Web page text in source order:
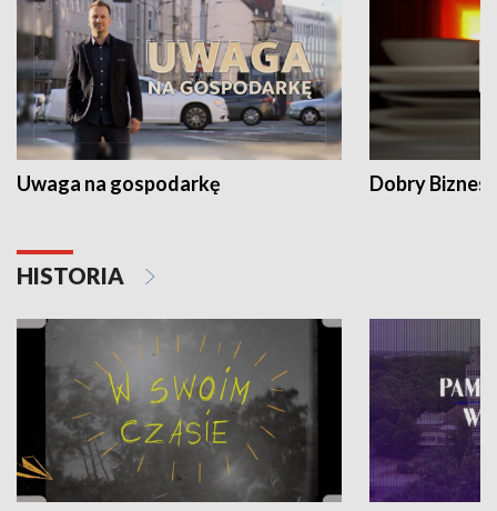
Uwaga na gospodarkę Dobry Biznes
HISTORIA